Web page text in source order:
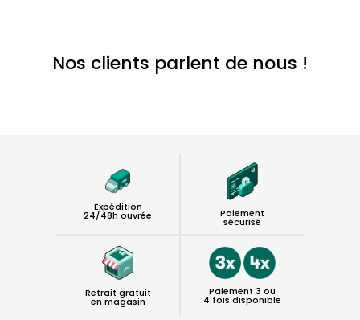
Nos clients parlent de nous !
Expédition
24/48h ouvrée Paiement
sécurisé
Retrait gratuit
en magasin
Paiement 3 ou
4 fois disponible